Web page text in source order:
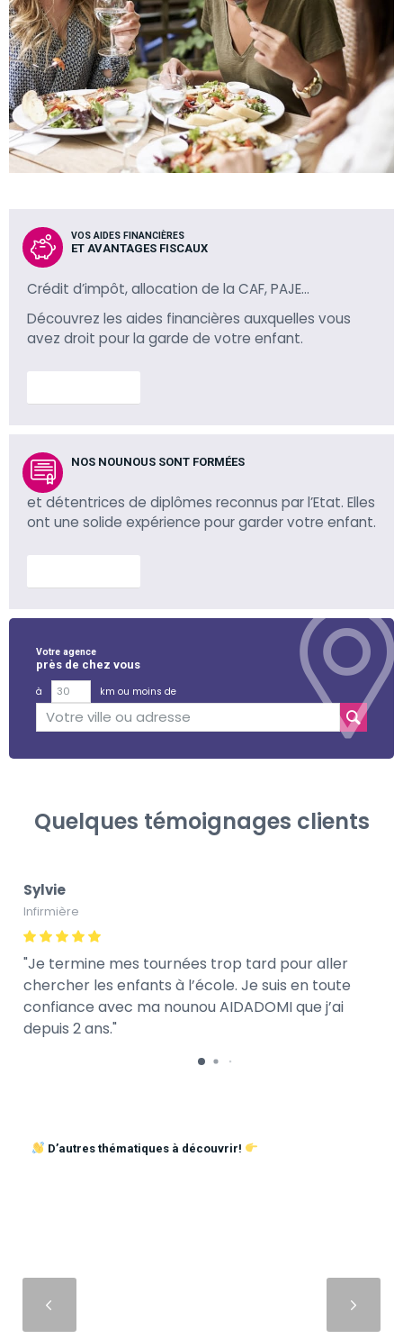
VOS AIDES FINANCIÈRES
ET AVANTAGES FISCAUX
Crédit d’impôt, allocation de la CAF, PAJE…
Découvrez les aides financières auxquelles vous
avez droit pour la garde de votre enfant.
NOS NOUNOUS SONT FORMÉES
et détentrices de diplômes reconnus par l’Etat. Elles
ont une solide expérience pour garder votre enfant.
Votre agence
près de chez vous
à
km ou moins de
Quelques témoignages clients
Sylvie
Infirmière
Je termine mes tournées trop tard pour aller
chercher les enfants à l’école. Je suis en toute
confiance avec ma nounou AIDADOMI que j’ai
depuis 2 ans.
D’autres thématiques à découvrir!